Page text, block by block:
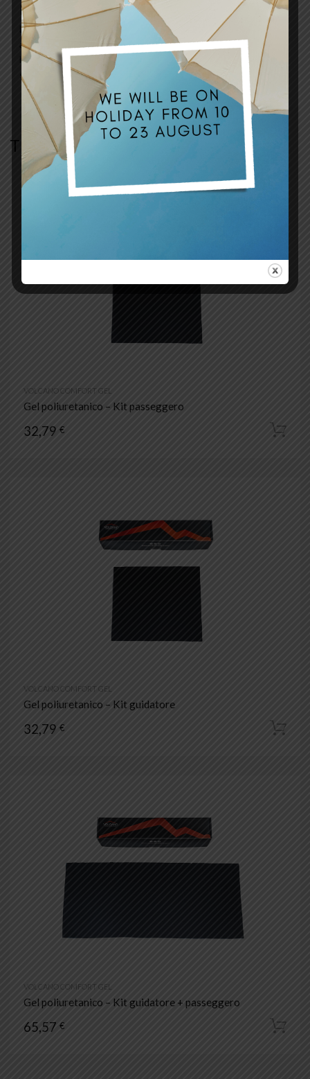
FAQ
Livello di difficoltà installazione: Medio. Si consiglia l’uso di
attrezzatura professionale per il fissaggio. Attenzione:
l’oggetto in vendita è il solo rivestimento e non comprende la
scocca e l’imbottitura della sella.
TI POTREBBE INTERESSARE…
VOLCANO COMFORT GEL
Gel poliuretanico – Kit passeggero
32,79 €
VOLCANO COMFORT GEL
Gel poliuretanico – Kit guidatore
32,79 €
VOLCANO COMFORT GEL
Gel poliuretanico – Kit guidatore + passeggero
65,57 €